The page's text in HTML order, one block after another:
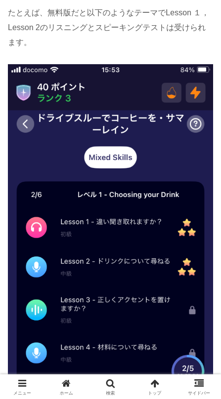
たとえば、無料版だと以下のようなテーマでLesson １，
Lesson 2のリスニングとスピーキングテストは受けられ
ます。
メニュー ホーム 検索 トップ サイドバー